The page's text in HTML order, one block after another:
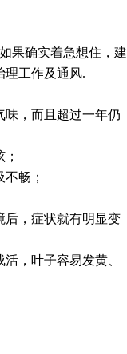
果确实着急想住，建
理工作及通风.
味，而且超过一年仍
畅；
后，症状就有明显变
，叶子容易发黄、